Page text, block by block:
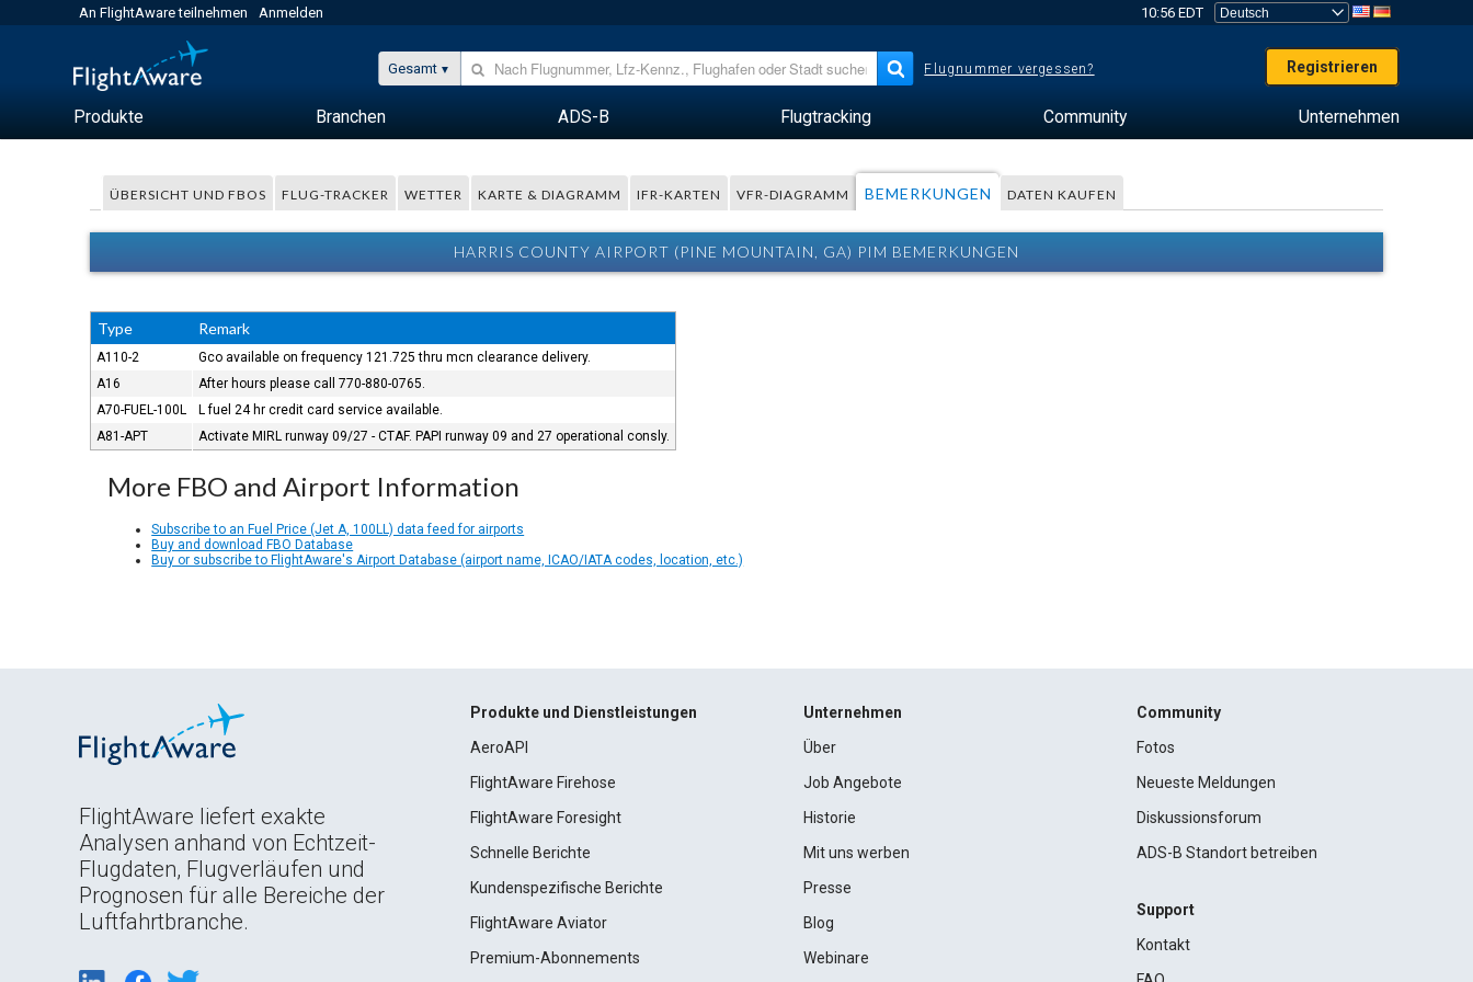
An FlightAware teilnehmen Anmelden 10:56 EDT
Gesamt Flugnummer vergessen? Registrieren
Produkte Branchen ADS-B Flugtracking Community Unternehmen
ÜBERSICHT UND FBOS FLUG-TRACKER WETTER KARTE & DIAGRAMM IFR-KARTEN VFR-DIAGRAMM BEMERKUNGEN DATEN KAUFEN
HARRIS COUNTY AIRPORT (PINE MOUNTAIN, GA) PIM BEMERKUNGEN
Type Remark
A110-2
Gco available on frequency 121.725 thru mcn clearance delivery.
A16
After hours please call 770-880-0765.
A70-FUEL-100L
L fuel 24 hr credit card service available.
A81-APT
Activate MIRL runway 09/27 - CTAF. PAPI runway 09 and 27 operational consly.
More FBO and Airport Information
Subscribe to an Fuel Price (Jet A, 100LL) data feed for airports
Buy and download FBO Database
Buy or subscribe to FlightAware's Airport Database (airport name, ICAO/IATA codes, location, etc.)
FlightAware liefert exakte
Analysen anhand von Echtzeit-
Flugdaten, Flugverläufen und
Prognosen für alle Bereiche der
Luftfahrtbranche.
Produkte und Dienstleistungen
AeroAPI
FlightAware Firehose
FlightAware Foresight
Schnelle Berichte
Kundenspezifische Berichte
FlightAware Aviator
Premium-Abonnements
Unternehmen
Über
Job Angebote
Historie
Mit uns werben
Presse
Blog
Webinare
Community
Fotos
Neueste Meldungen
Diskussionsforum
ADS-B Standort betreiben
Support
Kontakt